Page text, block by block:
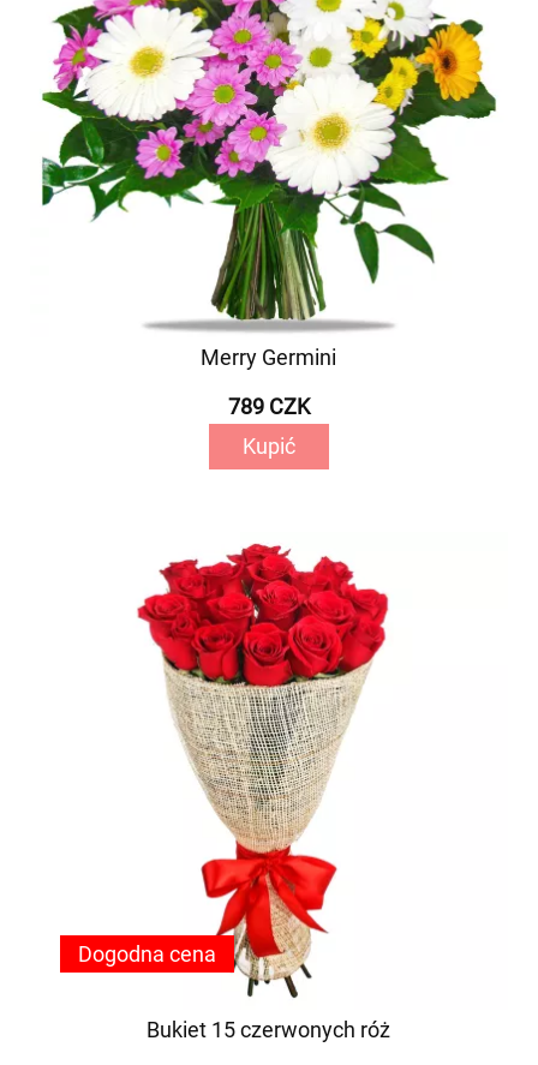
Merry Germini
789 CZK
Kupić
Bukiet 15 czerwonych róż
Dogodna cena